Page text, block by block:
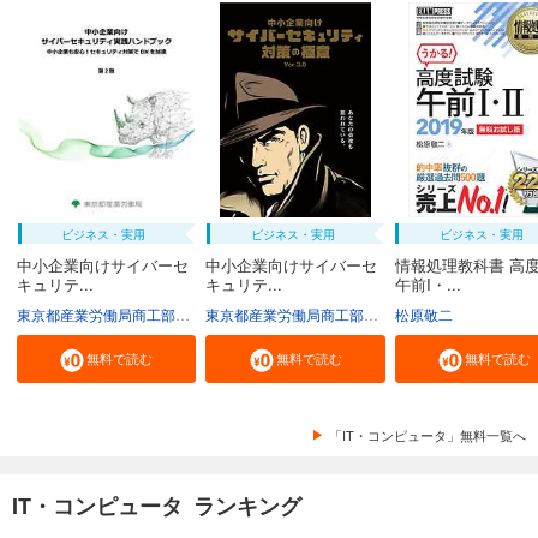
ビジネス・実用
中小企業向けサイバーセ
キュリテ...
東京都産業労働局商工部経営支援課
無料で読む
ビジネス・実用
中小企業向けサイバーセ
キュリテ...
東京都産業労働局商工部経営支援課
無料で読む
ビジネス・実用
情報処理教科書 高
午前I・...
松原敬二
無料で読む
「IT・コンピュータ」無料一覧へ
IT・コンピュータ ランキング